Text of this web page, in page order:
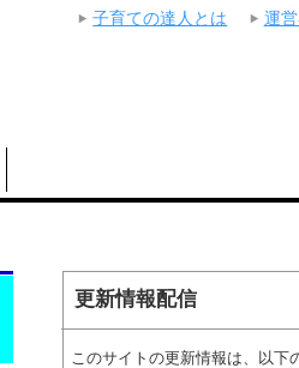
更新情報配信
このサイトの更新情報は、以下
子育ての達人とは 運